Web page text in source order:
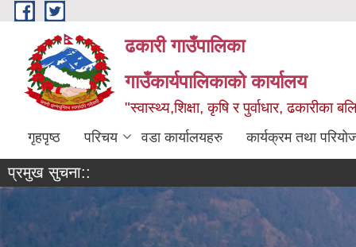
Skip to main content
ढकारी गाउँपालिका
गाउँकार्यपालिकाको कार्यालय
"स्वास्थ्य,शिक्षा, कृषि र पुर्वाधार, ढकारीका
गृहपृष्ठ परिचय वडा कार्यालयहरु कार्यक्रम तथा
प्रमुख सुचना::